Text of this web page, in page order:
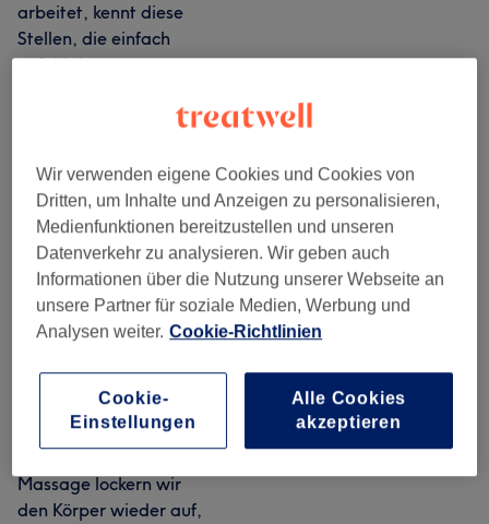
arbeitet, kennt diese
Stellen, die einfach
gefühlt immer
lockern das ganze auf
Verspannung.
1 Std.Details anzeigen
Teilkörper-Massage.
Diese Massage wird
darauf abgestimmt,
welcher Bereich in
deinem Körper gerade
Details anzeigen
ab 64 €
Spare bis zu 20%
Auswählen
Anti-Stress Massage.
Massage lockern wir
den Körper wieder auf,
ab 96 €
Wir verwenden eigene Cookies und Cookies von
Dritten, um Inhalte und Anzeigen zu personalisieren,
Medienfunktionen bereitzustellen und unseren
Datenverkehr zu analysieren. Wir geben auch
Informationen über die Nutzung unserer Webseite an
unsere Partner für soziale Medien, Werbung und
Analysen weiter. Cookie-Richtlinien
Cookie-
Einstellungen
Alle Cookies
akzeptieren